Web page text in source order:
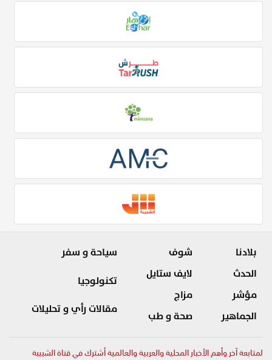
بلادنا
الحدث
مؤشر
الجماهير
شوف
لايف ستايل
مزاج
صحة و طب
سياحة و سفر
تكنولوجيا
مقالات رأي و تحليلات
لمتابعة آخر وأهم الأخبار المحلية والعربية والعالمية أشترك في قناة الشبيبة